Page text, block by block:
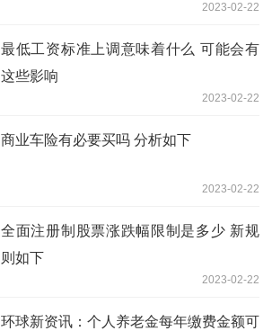
2023-02-22
最低工资标准上调意味着什么 可能会有
这些影响
2023-02-22
商业车险有必要买吗 分析如下
2023-02-22
全面注册制股票涨跌幅限制是多少 新规
则如下
2023-02-22
环球新资讯：个人养老金每年缴费金额可